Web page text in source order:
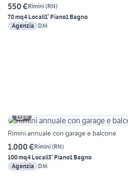
550 €Rimini(RN)
70 mq4 Locali1° Piano1 Bagno
Agenzia
DM
8
Rimini annuale con garage e balcone
1.000 €Rimini(RN)
100 mq4 Locali3° Piano1 Bagno
Agenzia
DM